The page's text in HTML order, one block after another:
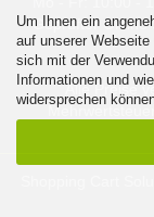
Um Ihnen ein
auf unserer
sich mit der
Informationen und
widersprechen
Geprüfter Online
Alle Preise